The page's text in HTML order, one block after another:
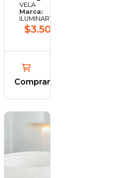
VELA
Marca:
ILUMINARTE
$3.501,24
Comprar